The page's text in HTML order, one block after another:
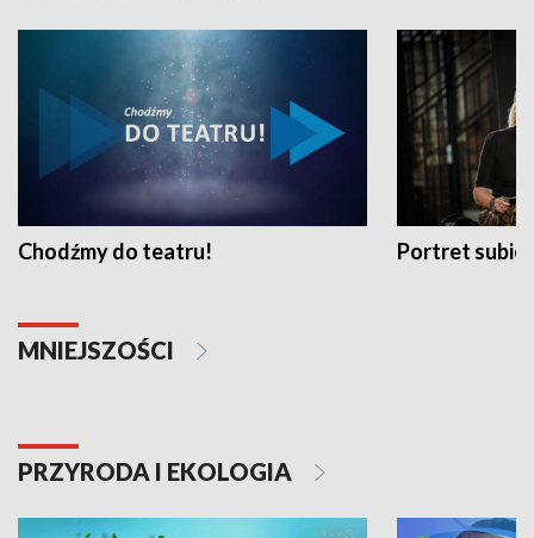
Chodźmy do teatru! Portret
MNIEJSZOŚCI
PRZYRODA I EKOLOGIA